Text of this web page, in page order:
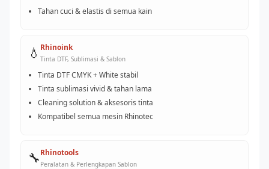
Tahan cuci & elastis di semua kain
💧 Rhinoink
Tinta DTF, Sublimasi & Sablon
Tinta DTF CMYK + White stabil
Tinta sublimasi vivid & tahan lama
Cleaning solution & aksesoris tinta
Kompatibel semua mesin Rhinotec
🔧Rhinotools
Peralatan & Perlengkapan Sablon